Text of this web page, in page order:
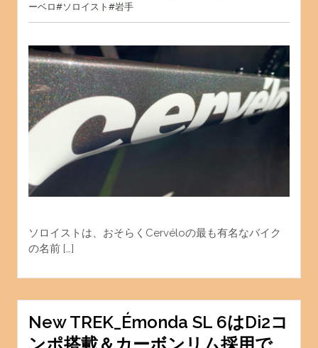
ーベロ#ソロイスト #岩手
ソロイストは、おそらくCervéloの最も有名なバイク
の名前 […]
New TREK_Émonda SL 6はDi2コ